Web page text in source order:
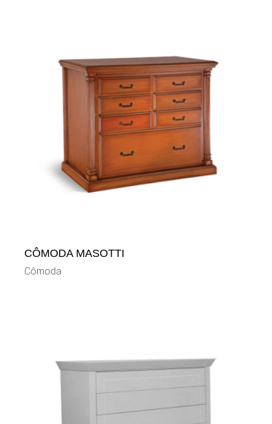
CÔMODA MASOTTI
Cômoda